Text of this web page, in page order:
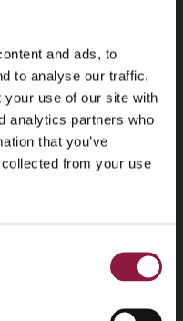
and ads, to
to analyse our traffic.
your use of our site with
analytics partners who
that you’ve
from your use